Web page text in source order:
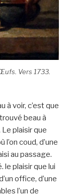
Vers 1733.
à voir, c’est que
beau à
Le plaisir que
coud, d’une
au passage.
le plaisir que lui
office, d’une
l’un de